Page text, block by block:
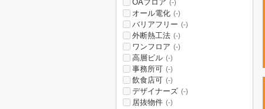
OAフロア (-)
オール電化 (-)
バリアフリー (-)
外断熱工法 (-)
ワンフロア (-)
高層ビル (-)
事務所可 (-)
飲食店可 (-)
デザイナーズ (-)
居抜物件 (-)